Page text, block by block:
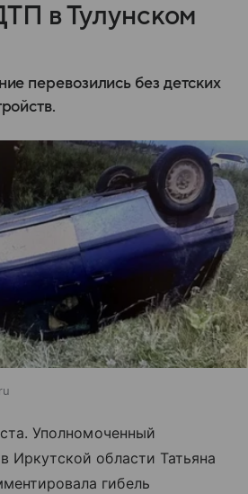
в Тулунском
перевозились без детских
Уполномоченный
Иркутской области Татьяна
гибель